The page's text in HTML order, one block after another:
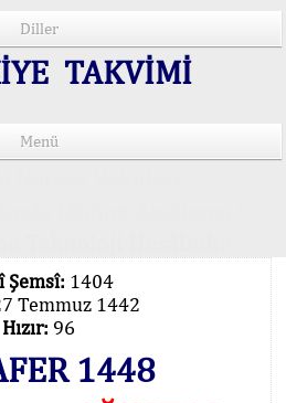
Diller
TAKVİMİ
Menü
Şemsî: 1404
Temmuz 1442
Hızır: 96
1448